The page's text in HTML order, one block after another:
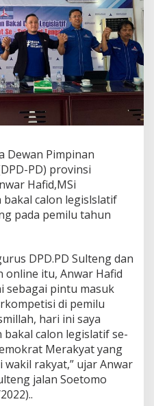
Dewan Pimpinan
PD) provinsi
Hafid,MSi
calon legislslatif
pada pemilu tahun
DPD.PD Sulteng dan
online itu, Anwar Hafid
sebagai pintu masuk
di pemilu
hari ini saya
calon legislatif se-
Merakyat yang
rakyat,” ujar Anwar
jalan Soetomo